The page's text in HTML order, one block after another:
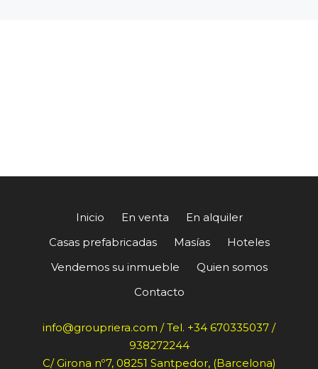
Inicio En venta
En alquiler
Casas prefabricadas
Masías
Hoteles
Vendemos su inmueble
Quien somos
Contacto
info@groupriera.com / Tel. +34 670335037 /
938272244
C/ Girona nº7, 08251 Santpedor, (Barcelona)